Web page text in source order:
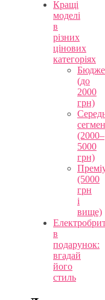
Кращі
моделі
в
різних
цінових
категоріях
(до
2000
грн)
(2000–
5000
грн)
(5000
грн
і
вище)
в
подарунок:
вгадай
його
стиль